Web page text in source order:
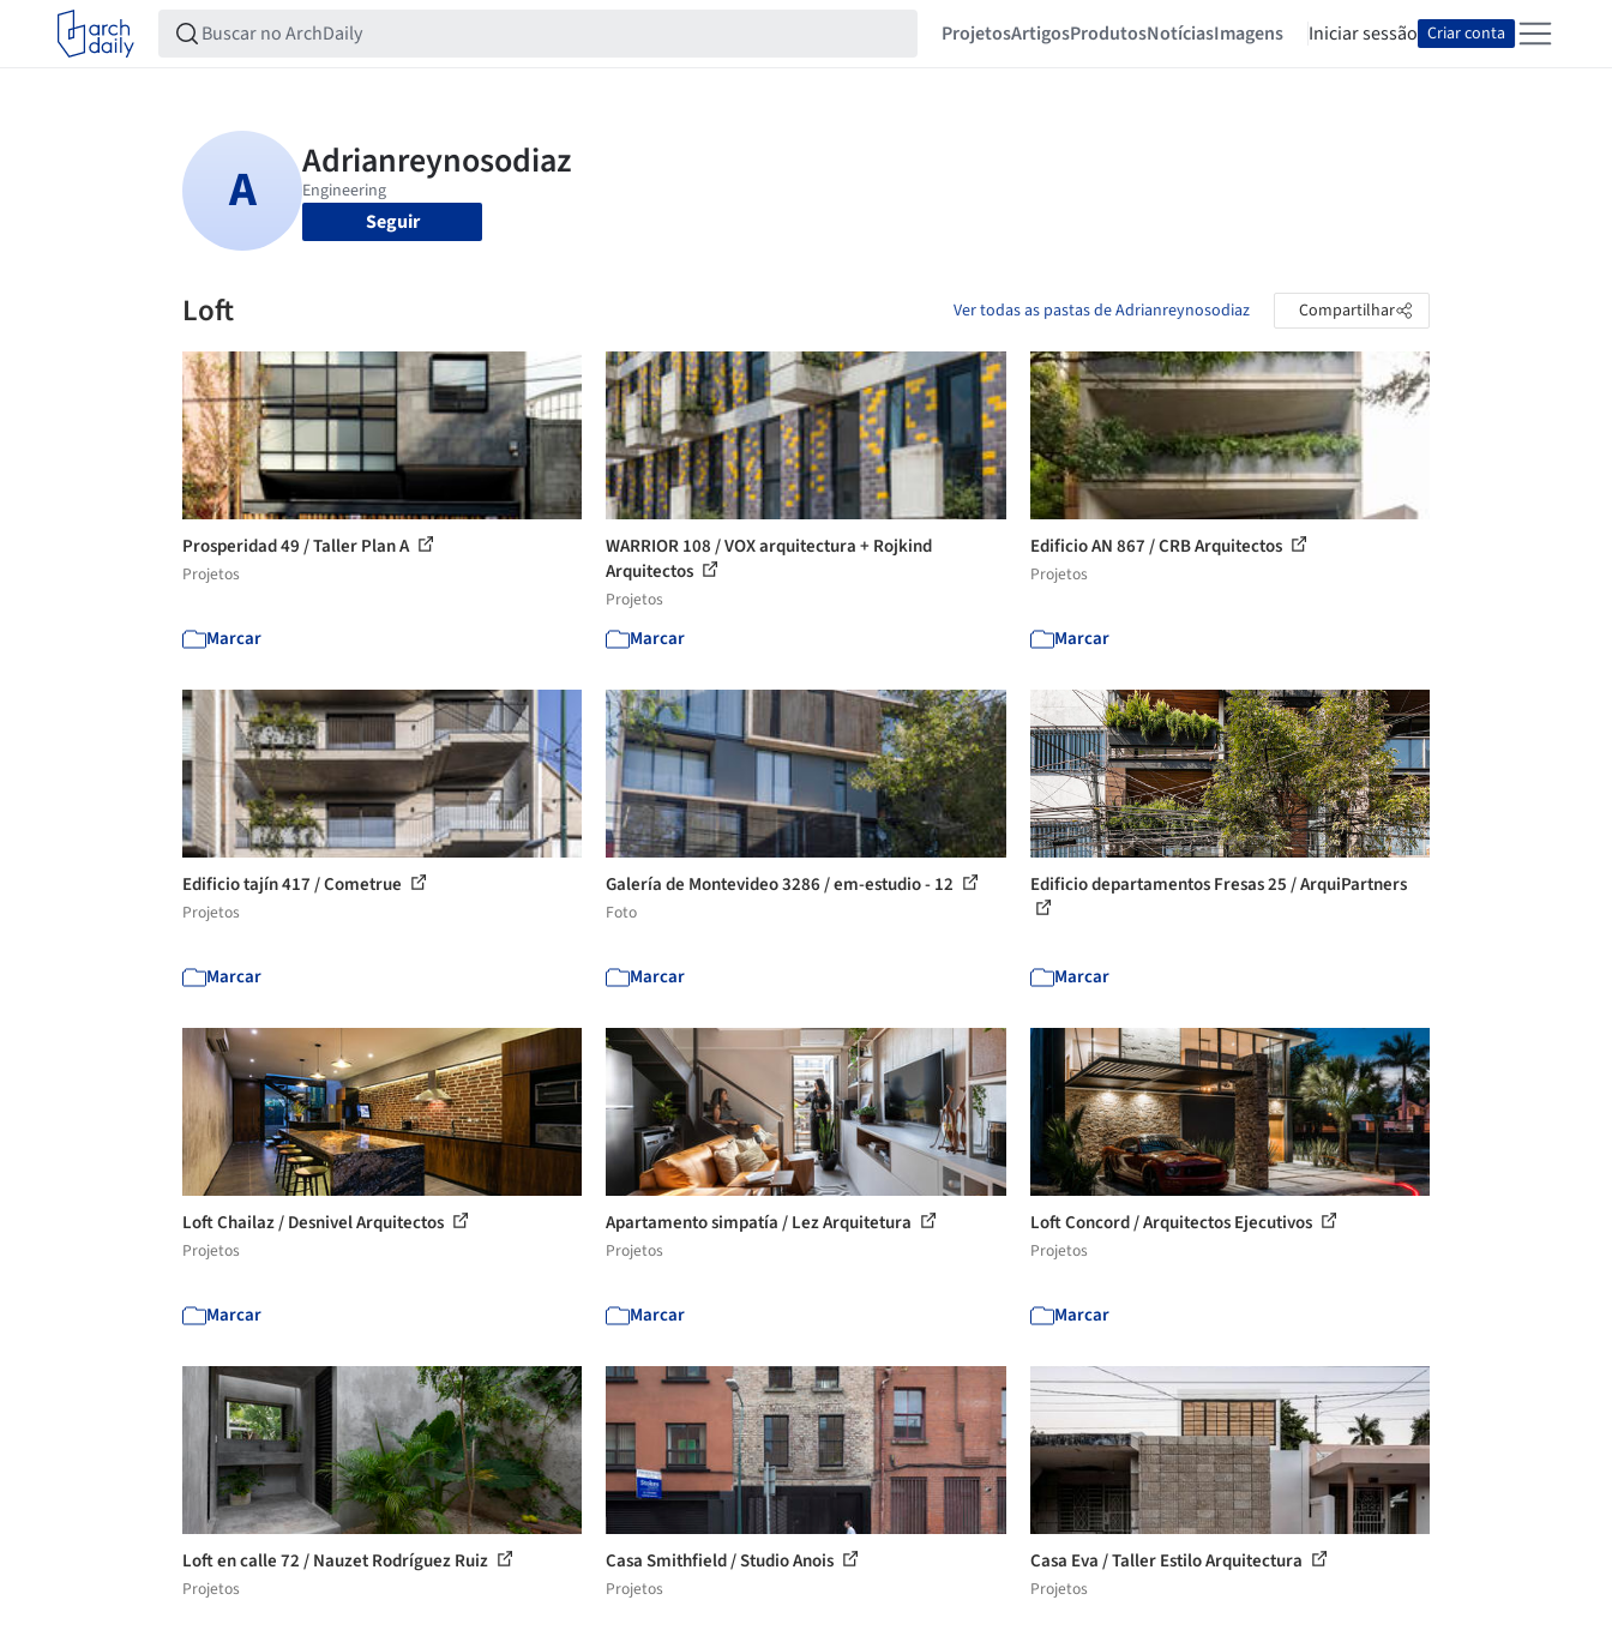
ProjetosArtigosProdutosNotíciasImagens Iniciar sessão Criar conta
Seguir
Loft Ver todas as pastas de Adrianreynosodiaz Compartilhar
Prosperidad 49 / Taller Plan A
Projetos
Marcar
WARRIOR 108 / VOX arquitectura + Rojkind
Arquitectos
Projetos
Marcar
Edificio AN 867 / CRB Arquitectos
Projetos
Marcar
Edificio tajín 417 / Cometrue
Projetos
Marcar
Galería de Montevideo 3286 / em-estudio - 12
Foto
Marcar
Edificio departamentos Fresas 25 / ArquiPartners
Marcar
Loft Chailaz / Desnivel Arquitectos
Projetos
Marcar
Apartamento simpatía / Lez Arquitetura
Projetos
Marcar
Loft Concord / Arquitectos Ejecutivos
Projetos
Marcar
Loft en calle 72 / Nauzet Rodríguez Ruiz
Projetos
Casa Smithfield / Studio Anois
Projetos
Casa Eva / Taller Estilo Arquitectura
Projetos